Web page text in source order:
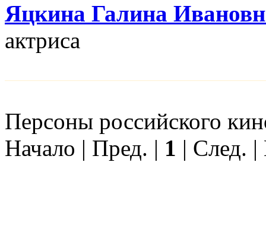
Яцкина Галина
актриса
Персоны российского
Начало | Пред. | 1 | След.